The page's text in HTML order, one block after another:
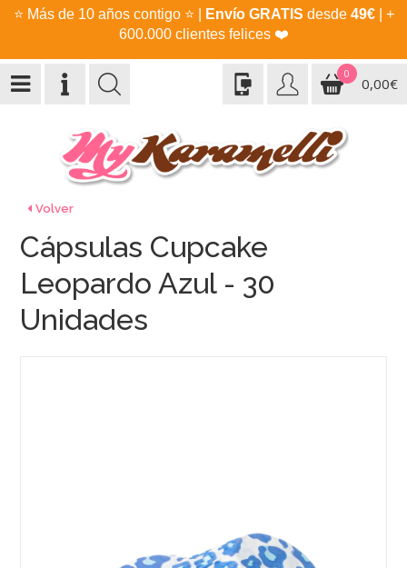
⭐ Más de 10 años contigo ⭐ Envío GRATIS desde 49€| +
600.000 clientes felices ❤️
0
0,00€
Volver
Cápsulas Cupcake
Leopardo Azul - 30
Unidades